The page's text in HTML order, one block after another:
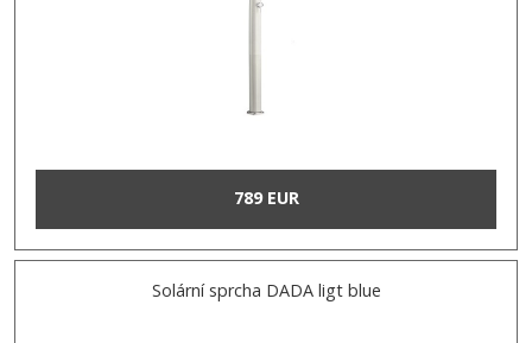
789 EUR
Solární sprcha DADA ligt blue